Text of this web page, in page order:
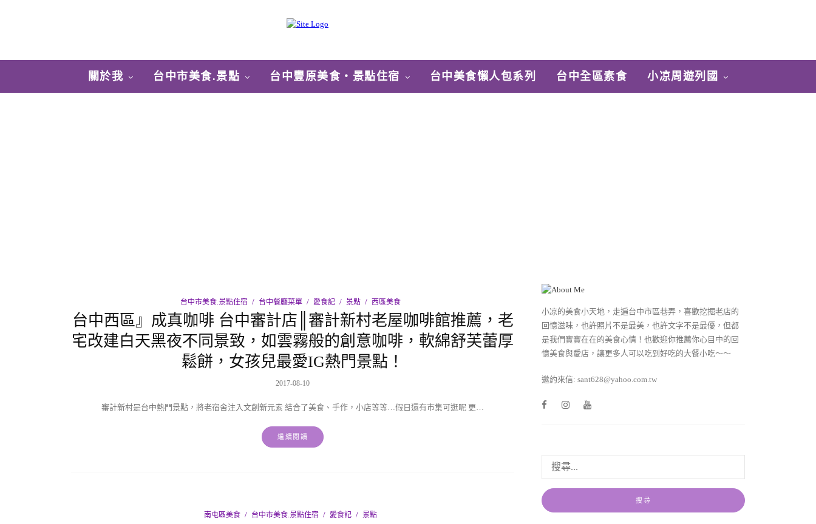
關於我 台中市美食.景點 台中豐原美食‧景點住宿 台中美食懶人包系列 台中全區素食 小凉周遊列國
台中市美食.景點住宿 台中餐廳菜單 愛食記 景點 西區美食
台中西區』成真咖啡 台中審計店║審計新村老屋咖啡館推薦，老
宅改建白天黑夜不同景致，如雲霧般的創意咖啡，軟綿舒芙蕾厚
鬆餅，女孩兒最愛IG熱門景點！
2017-08-10
審計新村是台中熱門景點，將老宿舍注入文創新元素 結合了美食、手作，小店等等…假日還有市集可逛呢 更…
繼續閱讀
南屯區美食 台中市美食.景點住宿 愛食記 景點
小凉的美食小天地，走遍台中市區巷弄，喜歡挖掘老店的
回憶滋味，也許照片不是最美，也許文字不是最優，但都
是我們實實在在的美食心情！也歡迎你推薦你心目中的回
憶美食與愛店，讓更多人可以吃到好吃的大餐小吃～～
邀約來信: sant628@yahoo.com.tw